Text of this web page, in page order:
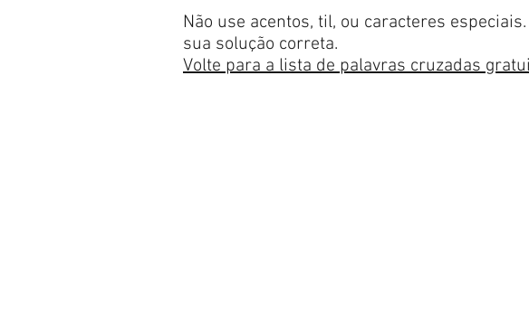
Não use acentos, til, ou caracteres
sua solução correta.
Volte para a lista de palavras cruzadas